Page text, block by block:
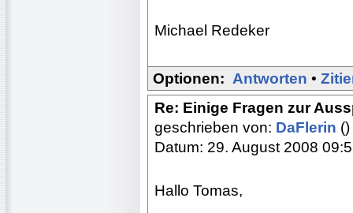
Michael Redeker
Optionen: Antworten •
Re: Einige Fragen zur
geschrieben von: DaFlerin ()
Datum: 29. August 2008
Hallo Tomas,